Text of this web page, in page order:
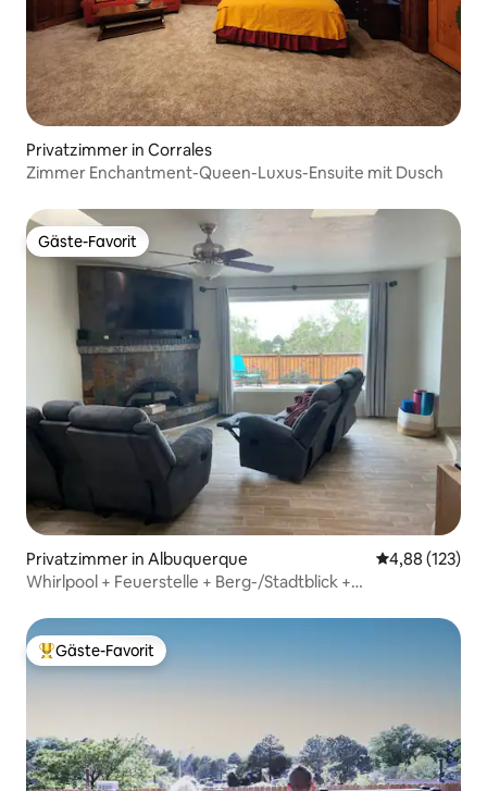
Privatzimmer in Corrales
Zimmer Enchantment-Queen-Luxus-Ensuite mit Dusch
Gäste-Favorit
Gäste-Favorit
Privatzimmer in Albuquerque
4,88 (123)
Whirlpool + Feuerstelle + Berg-/Stadtblick +
Beliebter Gäste-Favorit.
Gäste-Favorit